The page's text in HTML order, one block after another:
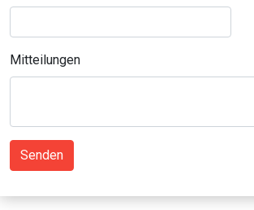
Mitteilungen
Senden